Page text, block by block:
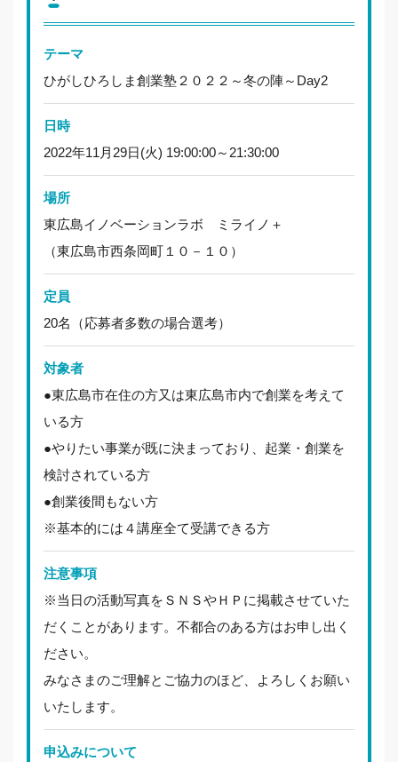
テーマ
ひがしひろしま創業塾２０２２～冬の陣～Day2
日時
2022年11月29日(火) 19:00:00～21:30:00
場所
東広島イノベーションラボ ミライノ＋
（東広島市西条岡町１０－１０）
定員
20名（応募者多数の場合選考）
対象者
●東広島市在住の方又は東広島市内で創業を考えて
いる方
●やりたい事業が既に決まっており、起業・創業を
検討されている方
●創業後間もない方
※基本的には４講座全て受講できる方
注意事項
※当日の活動写真をＳＮＳやＨＰに掲載させていた
だくことがあります。不都合のある方はお申し出く
ださい。
みなさまのご理解とご協力のほど、よろしくお願い
いたします。
申込みについて